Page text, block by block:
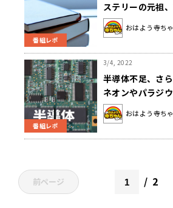
番組レポ
ステリーの元祖
去
おはよう寺ち
番組レポ
3/4, 2022
半導体不足、さ
ネオンやパラジ
界規模で強まる
おはよう寺ち
前ページ 2